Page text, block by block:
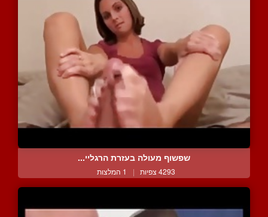
שפשוף מעולה בעזרת הרגליי...
4293 צפיות | 1 המלצות